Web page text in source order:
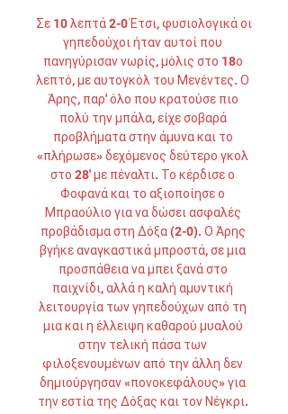
Σε 10 λεπτά 2-0 Έτσι, φυσιολογικά οι
γηπεδούχοι ήταν αυτοί που
πανηγύρισαν νωρίς, μόλις στο 18ο
λεπτό, με αυτογκόλ του Μενέντες. Ο
Άρης, παρ' όλο που κρατούσε πιο
πολύ την μπάλα, είχε σοβαρά
προβλήματα στην άμυνα και το
«πλήρωσε» δεχόμενος δεύτερο γκολ
στο 28' με πέναλτι. Το κέρδισε ο
Φοφανά και το αξιοποίησε ο
Μπραούλιο για να δώσει ασφαλές
προβάδισμα στη Δόξα (2-0). Ο Άρης
βγήκε αναγκαστικά μπροστά, σε μια
προσπάθεια να μπει ξανά στο
παιχνίδι, αλλά η καλή αμυντική
λειτουργία των γηπεδούχων από τη
μια και η έλλειψη καθαρού μυαλού
στην τελική πάσα των
φιλοξενουμένων από την άλλη δεν
δημιούργησαν «πονοκεφάλους» για
την εστία της Δόξας και τον Νέγκρι.